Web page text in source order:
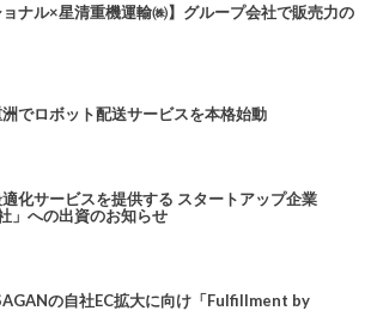
ョナル×星清重機運輸㈱】グループ会社で販売力の
でロボット配送サービスを本格始動
化サービスを提供する スタートアップ企業
」への出資のお知らせ
の自社EC拡大に向け「Fulfillment by